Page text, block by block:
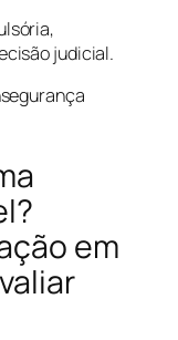
judicial.
em